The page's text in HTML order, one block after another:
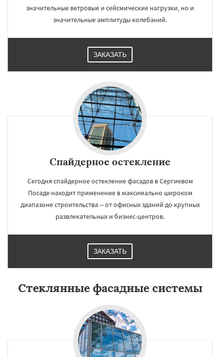
значительные ветровые и сейсмические нагрузки, но и
значительные амплитуды колебаний.
ЗАКАЗАТЬ
Спайдерное остекление
Сегодня спайдерное остекление фасадов в Сергиевом
Посаде находит применение в максимально широком
диапазоне строительства – от офисных зданий до крупных
развлекательных и бизнес-центров.
ЗАКАЗАТЬ
Стеклянные фасадные системы